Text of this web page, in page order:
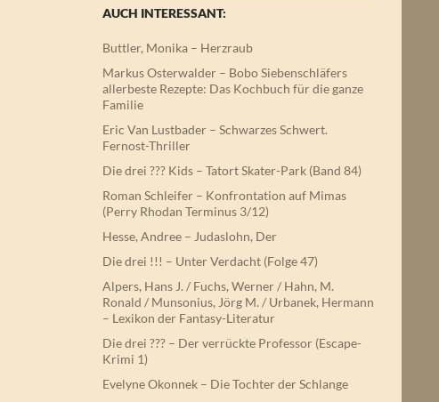
AUCH INTERESSANT:
Buttler, Monika – Herzraub
Markus Osterwalder – Bobo Siebenschläfers
allerbeste Rezepte: Das Kochbuch für die ganze
Familie
Eric Van Lustbader – Schwarzes Schwert.
Fernost-Thriller
Die drei ??? Kids – Tatort Skater-Park (Band 84)
Roman Schleifer – Konfrontation auf Mimas
(Perry Rhodan Terminus 3/12)
Hesse, Andree – Judaslohn, Der
Die drei !!! – Unter Verdacht (Folge 47)
Alpers, Hans J. / Fuchs, Werner / Hahn, M.
Ronald / Munsonius, Jörg M. / Urbanek, Hermann
– Lexikon der Fantasy-Literatur
Die drei ??? – Der verrückte Professor (Escape-
Krimi 1)
Evelyne Okonnek – Die Tochter der Schlange